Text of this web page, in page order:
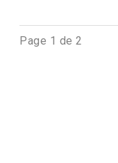
Page 1 de 2